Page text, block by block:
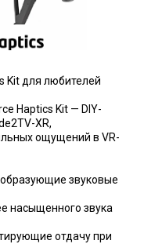
Kit для любителей
Haptics Kit — DIY-
XR,
ощущений в VR-
звуковые
насыщенного звука
отдачу при